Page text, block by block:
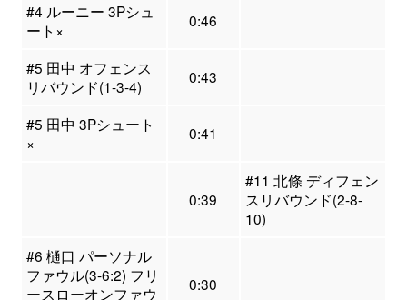
#4 ルーニー 3Pシュ
ート×
0:46
#5 田中 オフェンス
リバウンド(1-3-4)
0:43
#5 田中 3Pシュート
×
0:41
0:39
#11 北條 ディフェン
スリバウンド(2-8-
10)
#6 樋口 パーソナル
ファウル(3-6:2) フリ
ースローオンファウ
0:30